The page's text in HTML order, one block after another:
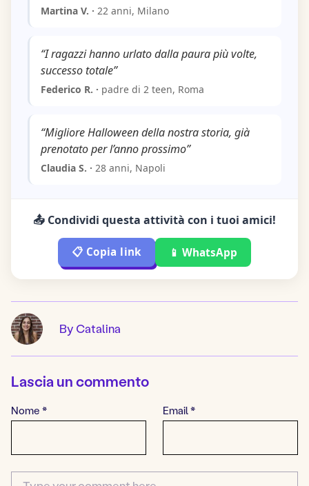
Martina V. · 22 anni, Milano
“I ragazzi hanno urlato dalla paura più volte,
successo totale”
Federico R. · padre di 2 teen, Roma
“Migliore Halloween della nostra storia, già
prenotato per l’anno prossimo”
Claudia S. · 28 anni, Napoli
📤 Condividi questa attività con i tuoi amici!
📋 Copia link 📱 WhatsApp
By Catalina
Lascia un commento
Nome * Email*